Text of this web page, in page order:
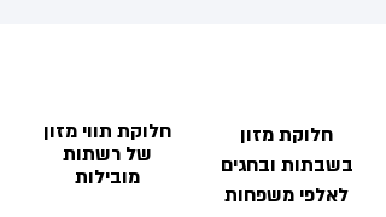
חלוקת תווי מזון
של רשתות
מובילות
חלוקת מזון
בשבתות ובחגים
לאלפי משפחות